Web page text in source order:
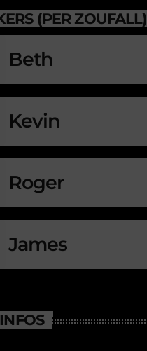
(PER ZOUFALL)
Beth
Kevin
Roger
James